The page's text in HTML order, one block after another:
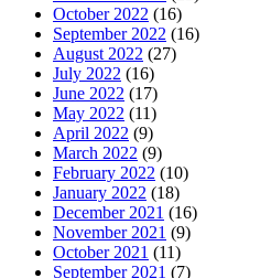
October 2022 (16)
September 2022 (16)
August 2022 (27)
July 2022 (16)
June 2022 (17)
May 2022 (11)
April 2022 (9)
March 2022 (9)
February 2022 (10)
January 2022 (18)
December 2021 (16)
November 2021 (9)
October 2021 (11)
September 2021 (7)